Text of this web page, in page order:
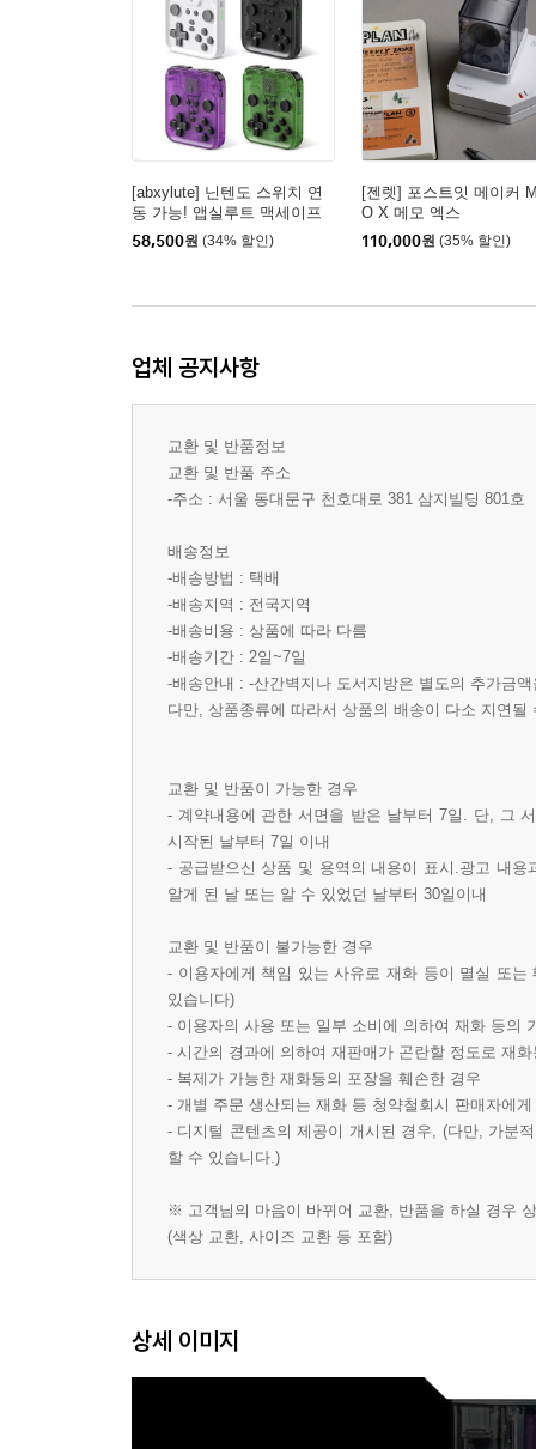
[abxylute] 닌텐도 스위치 연
동 가능! 앱실루트 맥세이프
무선 게임패드 M4
58,500원 (34% 할인)
[젠렛] 포스트잇 메이커
O X 메모 엑스
110,000원 (35% 할인)
업체 공지사항
교환 및 반품정보
교환 및 반품 주소
-주소 : 서울 동대문구 천호대로 381 삼지빌딩 801호
배송정보
-배송방법 : 택배
-배송지역 : 전국지역
-배송비용 : 상품에 따라 다름
-배송기간 : 2일~7일
-배송안내 : -산간벽지나 도서지방은 별도의 추가금
다만, 상품종류에 따라서 상품의 배송이 다소 지연될
교환 및 반품이 가능한 경우
- 계약내용에 관한 서면을 받은 날부터 7일. 단, 그
시작된 날부터 7일 이내
- 공급받으신 상품 및 용역의 내용이 표시.광고 내
알게 된 날 또는 알 수 있었던 날부터 30일이내
교환 및 반품이 불가능한 경우
- 이용자에게 책임 있는 사유로 재화 등이 멸실 또
있습니다)
- 이용자의 사용 또는 일부 소비에 의하여 재화 등의
- 시간의 경과에 의하여 재판매가 곤란할 정도로 재
- 복제가 가능한 재화등의 포장을 훼손한 경우
- 개별 주문 생산되는 재화 등 청약철회시 판매자에
- 디지털 콘텐츠의 제공이 개시된 경우, (다만, 가분
할 수 있습니다.)
※ 고객님의 마음이 바뀌어 교환, 반품을 하실 경우
(색상 교환, 사이즈 교환 등 포함)
상세 이미지